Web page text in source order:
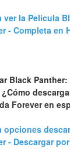
ver la Película
- Completa en
Black
Forever en
opciones
- Descargar